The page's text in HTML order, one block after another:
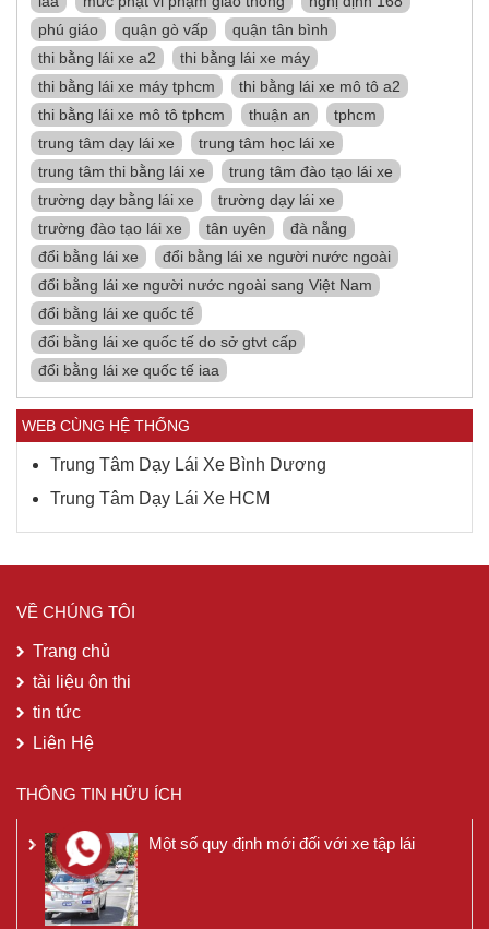
phú giáo
quận gò vấp
quận tân bình
thi bằng lái xe a2
thi bằng lái xe máy
thi bằng lái xe máy tphcm
thi bằng lái xe mô tô a2
thi bằng lái xe mô tô tphcm
thuận an
tphcm
trung tâm dạy lái xe
trung tâm học lái xe
trung tâm thi bằng lái xe
trung tâm đào tạo lái xe
trường dạy bằng lái xe
trường dạy lái xe
trường đào tạo lái xe
tân uyên
đà nẵng
đổi bằng lái xe
đổi bằng lái xe người nước ngoài
đổi bằng lái xe người nước ngoài sang Việt Nam
đổi bằng lái xe quốc tế
đổi bằng lái xe quốc tế do sở gtvt cấp
đổi bằng lái xe quốc tế iaa
WEB CÙNG HỆ THỐNG
Trung Tâm Dạy Lái Xe Bình Dương
Trung Tâm Dạy Lái Xe HCM
VỀ CHÚNG TÔI
Trang chủ
tài liệu ôn thi
tin tức
Liên Hệ
THÔNG TIN HỮU ÍCH
Một số quy định mới đối với xe tập lái